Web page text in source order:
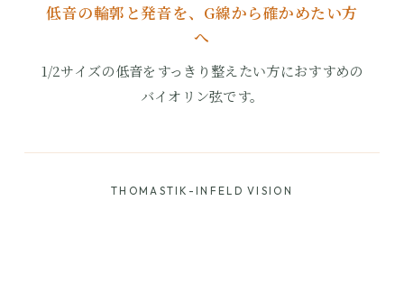
低音の輪郭と発音を、G線から確かめたい方
へ
1/2サイズの低音をすっきり整えたい方におすすめの
バイオリン弦です。
THOMASTIK-INFELD VISION